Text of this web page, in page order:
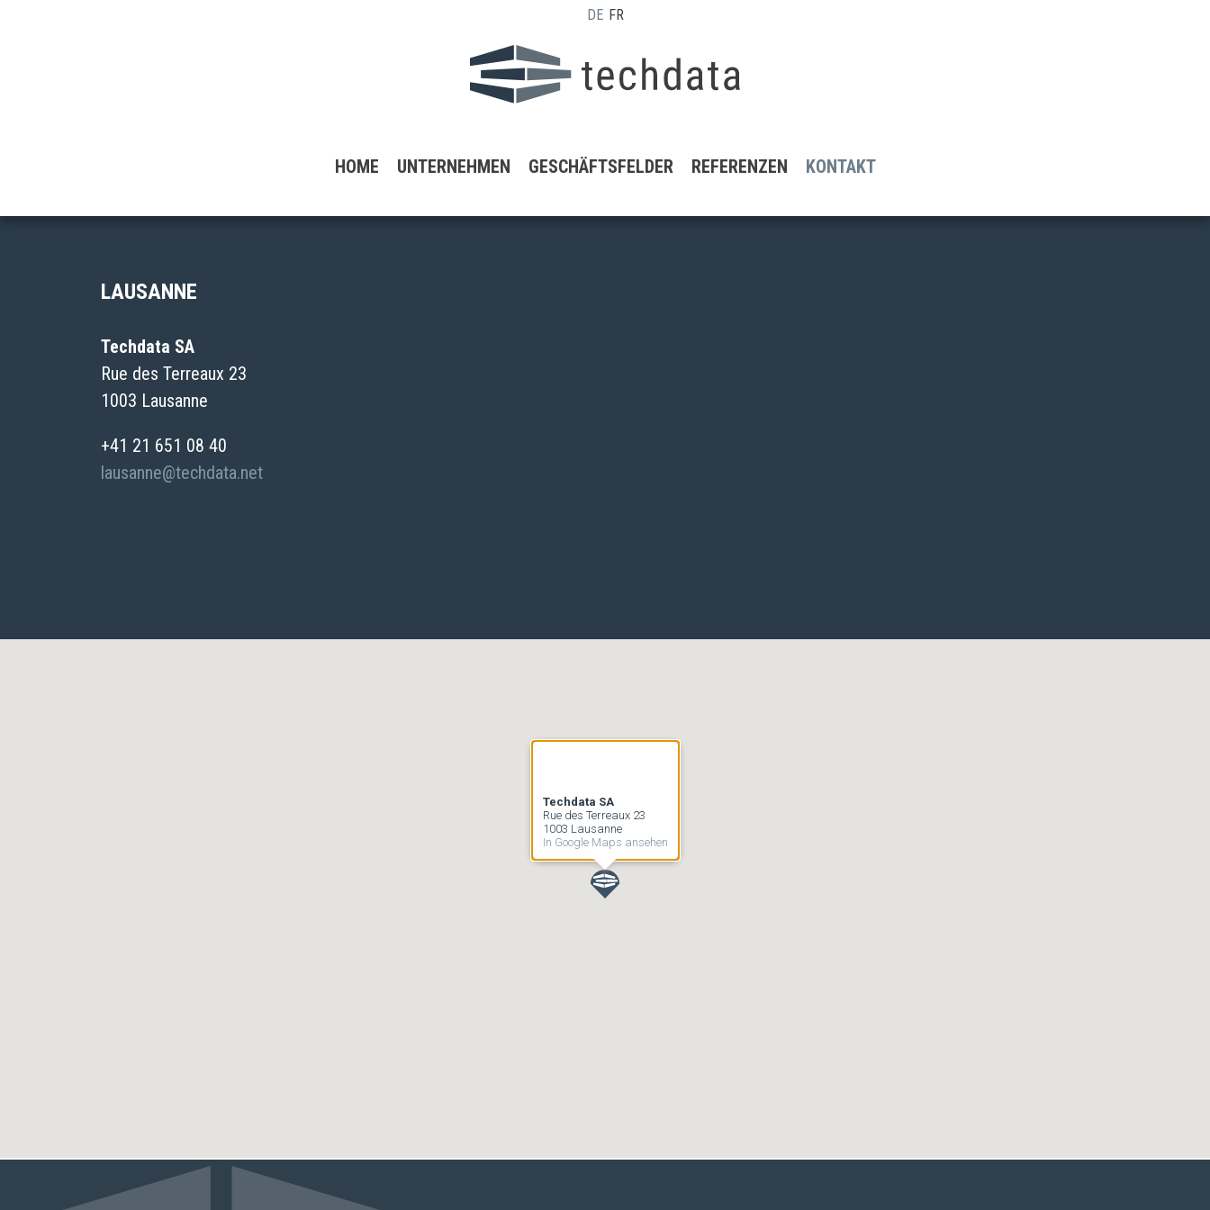
DE FR
HOME UNTERNEHMEN GESCHÄFTSFELDER REFERENZEN KONTAKT
LAUSANNE
Techdata SA
Rue des Terreaux 23
1003 Lausanne
+41 21 651 08 40
lausanne
techdata.net
Techdata SA
Rue des Terreaux 23
1003 Lausanne
In Google Maps ansehen